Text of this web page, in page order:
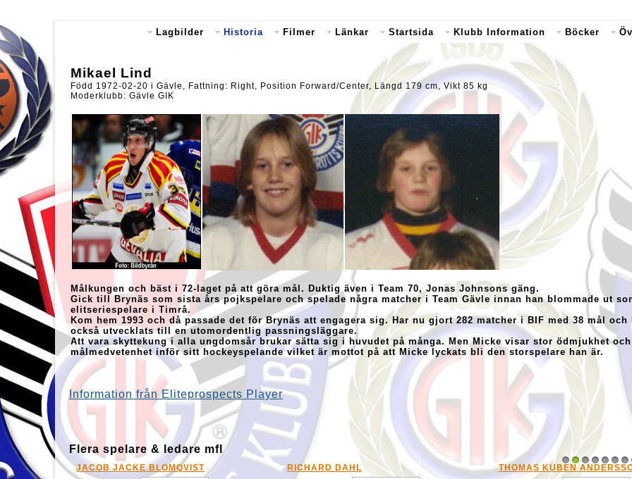
Lagbilder Historia Filmer Länkar Startsida Klubb Information Böcker
Mikael Lind
Född 1972-02-20 i Gävle, Fattning: Right, Position Forward/Center, Längd 179 cm, Vikt 85 kg
Moderklubb: Gävle GIK
Målkungen och bäst i 72-laget på att göra mål. Duktig även i Team 70, Jonas Johnsons gäng.
Gick till Brynäs som sista års pojkspelare och spelade några matcher i Team Gävle innan han blommade ut
elitseriespelare i Timrå.
Kom hem 1993 och då passade det för Brynäs att engagera sig. Har nu gjort 282 matcher i BIF med 38 mål och
också utvecklats till en utomordentlig passningsläggare.
Att vara skyttekung i alla ungdomsår brukar sätta sig i huvudet på många. Men Micke visar stor ödmjukhet och
målmedvetenhet inför sitt hockeyspelande vilket är mottot på att Micke lyckats bli den storspelare han är.
Information från Eliteprospects Player
Flera spelare & ledare mfl
1 2 3 4 5 6 7
HENRIK THEGEL LINUS BOGNESAND RASMUS AXMAN